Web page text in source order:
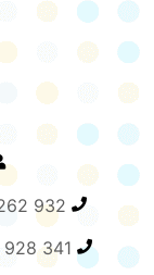
932
341